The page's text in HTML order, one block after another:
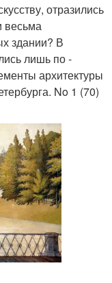
отразились
весьма
здании? В
лишь по -
архитектуры
No 1 (70)